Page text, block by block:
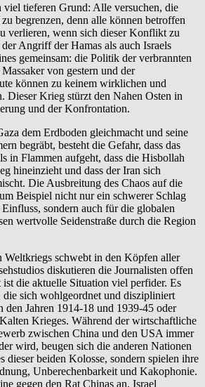
viel tieferen Grund: Alle versuchen, die
begrenzen, denn alle können betroffen
verlieren, wenn sich dieser Konflikt zu
Angriff der Hamas als auch Israels
gemeinsam: die Politik der verbrannten
von gestern und der
können zu keinem wirklichen und
Dieser Krieg stürzt den Nahen Osten in
und der Konfrontation.
dem Erdboden gleichmacht und seine
begräbt, besteht die Gefahr, dass das
in Flammen aufgeht, dass die Hisbollah
hineinzieht und dass der Iran sich
Die Ausbreitung des Chaos auf die
Beispiel nicht nur ein schwerer Schlag
sondern auch für die globalen
wertvolle Seidenstraße durch die Region
Weltkriegs schwebt in den Köpfen aller
diskutieren die Journalisten offen
die aktuelle Situation viel perfider. Es
sich wohlgeordnet und diszipliniert
den Jahren 1914-18 und 1939-45 oder
Krieges. Während der wirtschaftliche
zwischen China und den USA immer
wird, beugen sich die anderen Nationen
dieser beiden Kolosse, sondern spielen ihre
Unberechenbarkeit und Kakophonie.
gegen den Rat Chinas an. Israel